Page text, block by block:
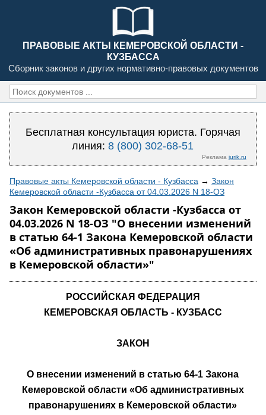
ПРАВОВЫЕ АКТЫ КЕМЕРОВСКОЙ ОБЛАСТИ -
КУЗБАССА
Сборник законов и других нормативно-правовых документов
Бесплатная консультация юриста. Горячая
линия:8 (800) 302-68-51
Реклама jurik.ru
Правовые акты Кемеровской области - Кузбасса → Закон
Кемеровской области -Кузбасса от 04.03.2026 N 18-ОЗ
Закон Кемеровской области -Кузбасса от
04.03.2026 N 18-ОЗ "О внесении изменений
в статью 64-1 Закона Кемеровской области
«Об административных правонарушениях
в Кемеровской области»"
РОССИЙСКАЯ ФЕДЕРАЦИЯ
КЕМЕРОВСКАЯ ОБЛАСТЬ - КУЗБАСС
ЗАКОН
О внесении изменений в статью 64-1 Закона
Кемеровской области «Об административных
правонарушениях в Кемеровской области»